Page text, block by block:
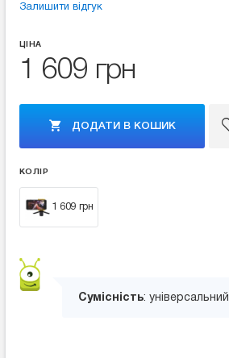
Залишити відгук
ЦІНА
1 609 грн
ДОДАТИ В КОШИК
КОЛІР
1 609 грн
Сумісність: універсальний